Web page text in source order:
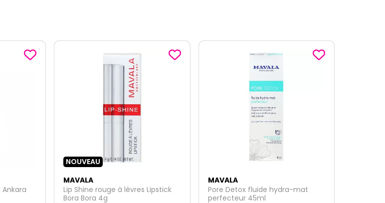
MAVALA
Pore Detox fluide hydra-mat
perfecteur 45ml
MAVALA
Crayon ombres à paupière vert
d'eau